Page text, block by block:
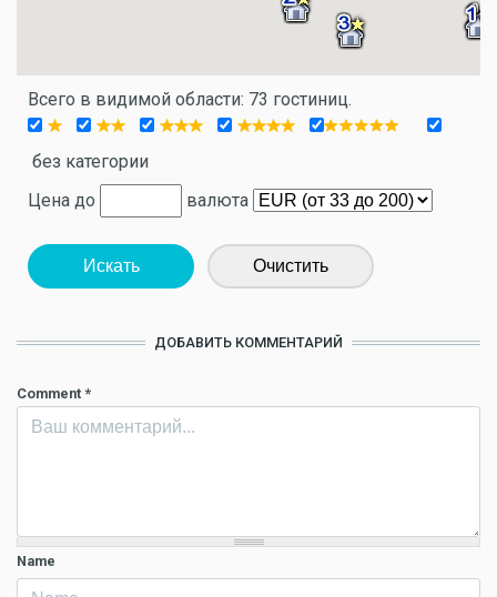
Всего в видимой области: 73 гостиниц.
без категории
Цена до
валюта
Искать Очистить
ДОБАВИТЬ КОММЕНТАРИЙ
Comment *
Name